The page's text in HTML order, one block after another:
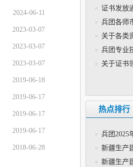
2024-06-11
2023-03-07
2023-03-07
2023-03-07
2019-06-18
2019-06-17
2019-06-17
2019-06-17
2018-06-28
证书发放
兵团各师
关于各类
兵团专业
关于证书
热点排行
兵团2025
新疆生产
新疆生产